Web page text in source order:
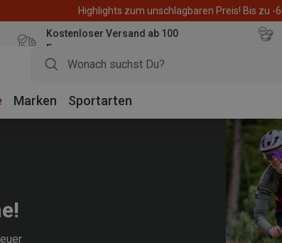
Highlights zum unschlagbaren Preis! Bis zu -
Kostenloser Versand ab 100
Euro
Marken Sportarten